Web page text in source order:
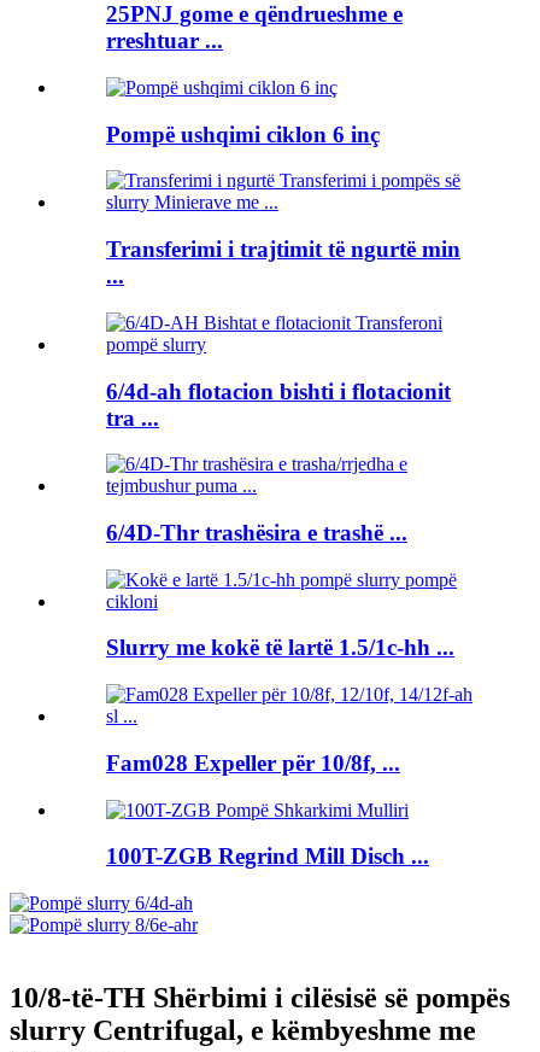
25PNJ gome e qëndrueshme e
rreshtuar ...
Pompë ushqimi ciklon 6 inç
Transferimi i trajtimit të ngurtë min
...
6/4d-ah flotacion bishti i flotacionit
tra ...
6/4D-Thr trashësira e trashë ...
Slurry me kokë të lartë 1.5/1c-hh ...
Fam028 Expeller për 10/8f, ...
100T-ZGB Regrind Mill Disch ...
10/8-të-TH Shërbimi i cilësisë së pompës
slurry Centrifugal, e këmbyeshme me